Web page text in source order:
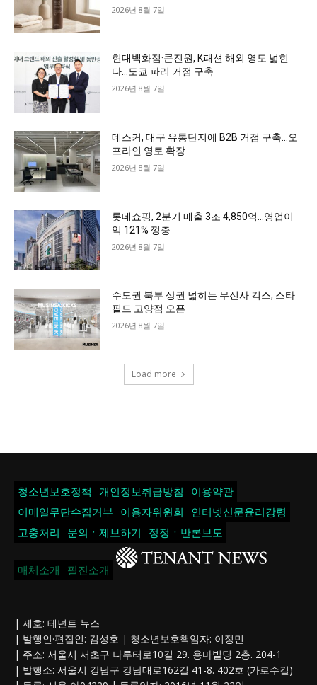
2026년 8월 7일
현대백화점·콘진원, K패션 해외 영토 넓힌
다…도쿄·파리 거점 구축
2026년 8월 7일
데스커, 대구 유통단지에 B2B 거점 구축…오
프라인 영토 확장
2026년 8월 7일
롯데쇼핑, 2분기 매출 3조 4,850억…영업이
익 121% 껑충
2026년 8월 7일
수도권 북부 상권 넓히는 무신사 킥스, 스타
필드 고양점 오픈
2026년 8월 7일
Load more
청소년보호정책 개인정보취급방침
이용약관
이메일무단수집거부
이용자위원회
인터넷신문윤리강령
고충처리
문의ㆍ제보하기 정정ㆍ반론보도
매체소개 필진소개
| 제호: 테넌트 뉴스
| 발행인·편집인: 김성호 | 청소년보호책임자: 이정민
| 주소: 서울시 서초구 나루터로10길 29. 용마빌딩 2층. 204-1
| 발행소: 서울시 강남구 강남대로162길 41-8. 402호 (가로수길)